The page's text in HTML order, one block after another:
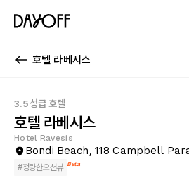
호텔 라베시스
3.5성급 호텔
호텔 라베시스
Hotel Ravesis
Bondi Beach, 118 Campbell
#청량한오션뷰 Beta